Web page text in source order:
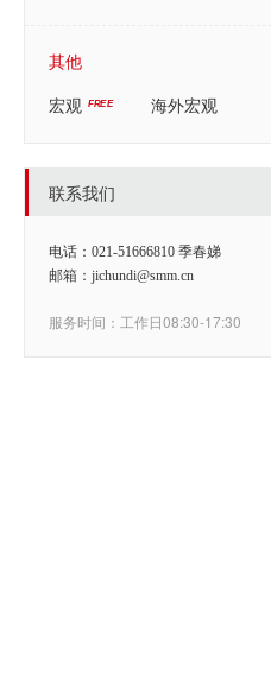
其他
宏观
海外宏观
联系我们
电话：021-51666810 季春娣
邮箱：jichundi@smm.cn
服务时间：工作日08:30-17:30